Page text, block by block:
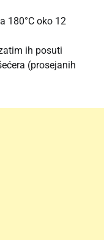
180°C oko 12
ih posuti
(prosejanih